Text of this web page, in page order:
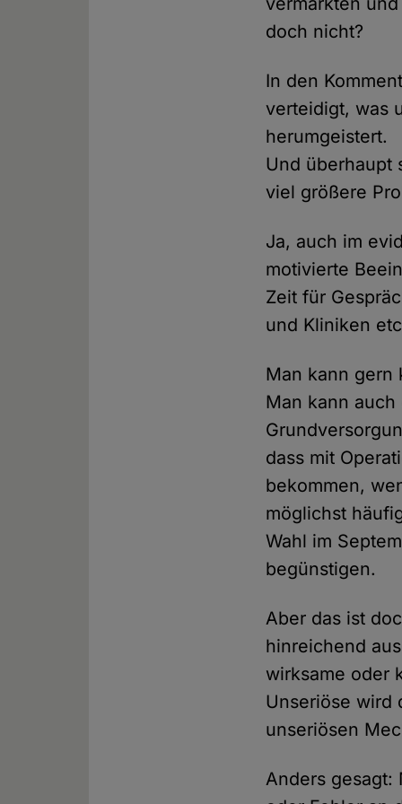
doch nicht?
In den
verteidigt, was
herumgeistert.
Und überhaupt
viel größere
Ja, auch im
motivierte
Zeit für
und Kliniken
Man kann gern
Man kann
dass mit
bekommen,
möglichst
Wahl im
begünstigen.
Aber das ist
hinreichend
wirksame oder
Unseriöse wird
unseriösen
Anders gesagt: